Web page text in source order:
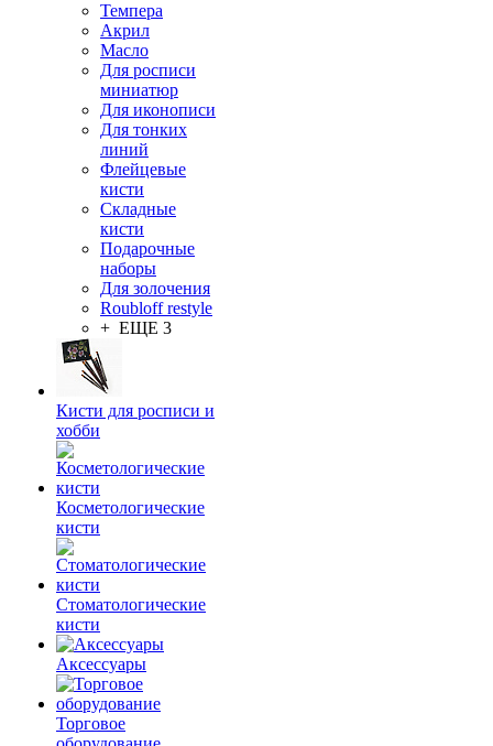
Темпера
Акрил
Масло
Для росписи
миниатюр
Для иконописи
Для тонких
линий
Флейцевые
кисти
Складные
кисти
Подарочные
наборы
Для золочения
Roubloff restyle
+ ЕЩЕ 3
Кисти для росписи и
хобби
Косметологические
кисти
Стоматологические
кисти
Аксессуары
Торговое